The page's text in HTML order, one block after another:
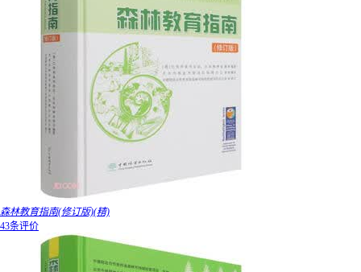
森林教育指南(修订版)(精)
43条评价